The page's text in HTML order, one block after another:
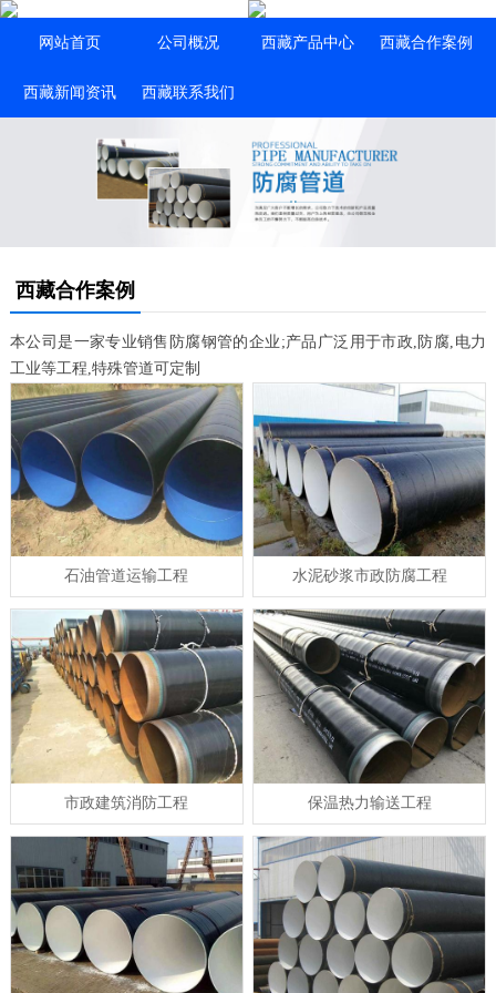
网站首页 公司概况 西藏产品中心 西藏合作案例
西藏新闻资讯 西藏联系我们
西藏合作案例
本公司是一家专业销售防腐钢管的企业;产品广泛用于市政,防腐,电力
工业等工程,特殊管道可定制
石油管道运输工程 水泥砂浆市政防腐工程
市政建筑消防工程 保温热力输送工程